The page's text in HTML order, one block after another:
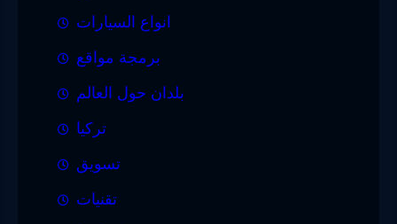
انواع السيارات
برمجة مواقع
بلدان حول العالم
تركيا
تسويق
تقنيات